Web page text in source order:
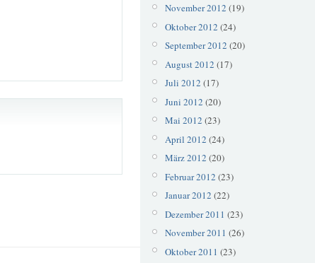
November 2012 (19)
Oktober 2012 (24)
September 2012 (20)
August 2012 (17)
Juli 2012 (17)
Juni 2012 (20)
Mai 2012 (23)
April 2012 (24)
März 2012 (20)
Februar 2012 (23)
Januar 2012 (22)
Dezember 2011 (23)
November 2011 (26)
Oktober 2011 (23)